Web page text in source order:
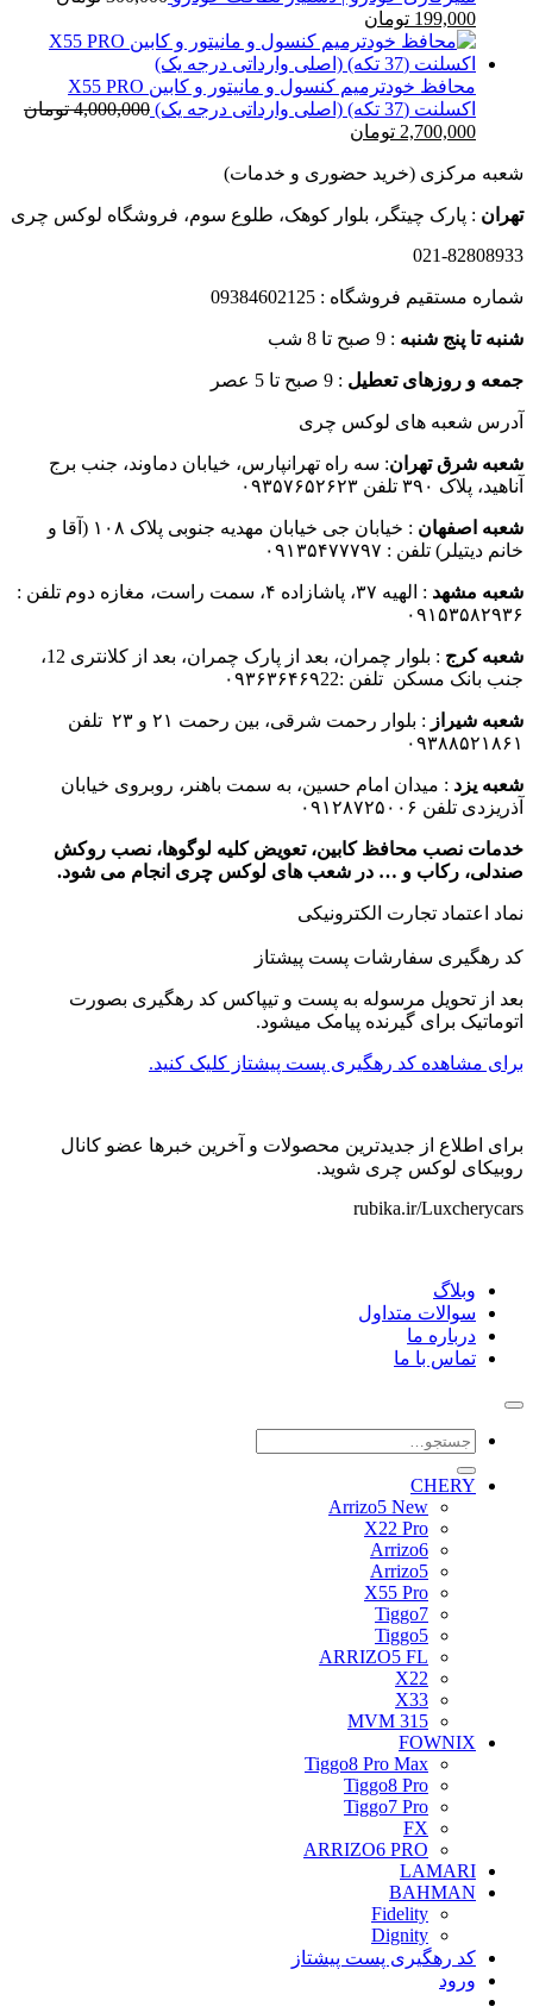
12,000,000 تومان
قیمت
اصلی
300,000 تومان
بود.
199,000 تومان
فعلی
199,000 تومان
است.
محافظ خودترمیم کنسول و مانیتور و کابین X55 PRO
اکسلنت (37 تکه) (اصلی وارداتی درجه یک)
4,000,000 تومان
قیمت
4,000,000 تومان
2,700,000 تومان
2,700,000 تومان
شعبه مرکزی (خرید حضوری و خدمات)
تهران : پارک چیتگر، بلوار کوهک، طلوع سوم، فروشگاه لوکس چری
021-82808933
شماره مستقیم فروشگاه : 09384602125
شنبه تا پنج شنبه : 9 صبح تا 8 شب
جمعه و روزهای تعطیل : 9 صبح تا 5 عصر
آدرس شعبه های لوکس چری
شعبه شرق تهران: سه راه تهرانپارس، خیابان دماوند، جنب برج
آناهید، پلاک ۳۹۰ تلفن ۰۹۳۵۷۶۵۲۶۲۳
شعبه اصفهان
: خیابان جی خیابان مهدیه جنوبی پلاک ۱۰۸ (آقا و
خانم دیتیلر) تلفن : ۰۹۱۳۵۴۷۷۷۹۷
شعبه مشهد
: الهیه ۳۷، پاشازاده ۴، سمت راست، مغازه دوم تلفن :
۰۹۱۵۳۵۸۲۹۳۶
شعبه کرج
: بلوار چمران، بعد از پارک چمران، بعد از کلانتری 12،
جنب بانک مسکن تلفن :۰۹۳۶۳۶۴۶۹22
شعبه شیراز
: بلوار رحمت شرقی، بین رحمت ۲۱ و ۲۳ تلفن
۰۹۳۸۸۵۲۱۸۶۱
شعبه یزد : میدان امام حسین، به سمت باهنر، روبروی خیابان
آذریزدی تلفن ۰۹۱۲۸۷۲۵۰۰۶
خدمات نصب محافظ کابین، تعویض کلیه لوگوها، نصب روکش
صندلی، رکاب و … در شعب های لوکس چری انجام می شود.
نماد اعتماد تجارت الكترونیكی
کد رهگیری سفارشات پست پیشتاز
بعد از تحویل مرسوله به پست و تیپاکس کد رهگیری بصورت
اتوماتیک برای گیرنده پیامک میشود.
برای مشاهده کد رهگیری پست پیشتاز کلیک کنید.
برای اطلاع از جدیدترین محصولات و آخرین خبرها عضو کانال
روبیکای لوکس چری شوید.
rubika.ir/Luxcherycars
وبلاگ
سوالات متداول
درباره ما
تماس با ما
جستجو
CHERY
Arrizo5 New
X22 Pro
Arrizo6
Arrizo5
X55 Pro
Tiggo7
Tiggo5
ARRIZO5 FL
X22
X33
MVM 315
FOWNIX
Tiggo8 Pro Max
Tiggo8 Pro
Tiggo7 Pro
FX
ARRIZO6 PRO
LAMARI
BAHMAN
Fidelity
Dignity
کد رهگیری پست پیشتاز
ورود